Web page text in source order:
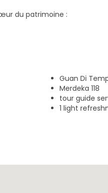
du patrimoine :
dans Petaling Street,
Hong.
entre l'historique
la grandeur moderne de la
nous nous arrêterons dans
minérale et un
mondiale.
Guan Di
Merdeka 118
tour guide
1 light